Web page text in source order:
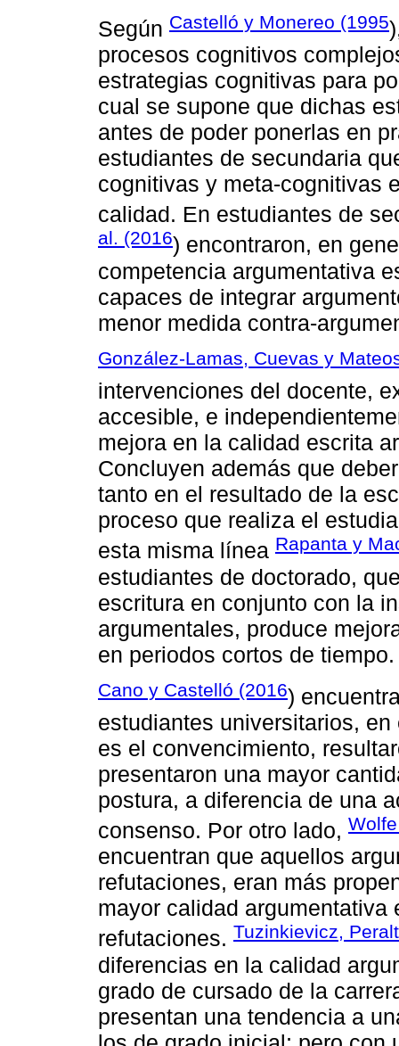
Según Castelló y Monereo (1995
procesos cognitivos
estrategias cognitivas para
cual se supone que dichas
antes de poder ponerlas en
estudiantes de secundaria
cognitivas y meta-cognitivas
calidad. En estudiantes de
al. (2016) encontraron, en
competencia argumentativa
capaces de integrar
menor medida contra-
González-Lamas, Cuevas y
intervenciones del docente,
accesible, e
mejora en la calidad escrita
Concluyen además que
tanto en el resultado de la
proceso que realiza el
esta misma línea Rapanta y
estudiantes de doctorado,
escritura en conjunto con la
argumentales, produce
en periodos cortos de tiempo.
Cano y Castelló (2016)
estudiantes universitarios,
es el convencimiento,
presentaron una mayor
postura, a diferencia de una
consenso. Por otro lado,
encuentran que aquellos
refutaciones, eran más
mayor calidad
refutaciones. Tuzinkievicz,
diferencias en la calidad
grado de cursado de la
presentan una tendencia a